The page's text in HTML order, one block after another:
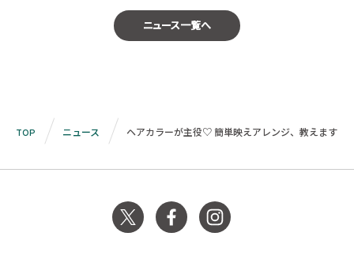
ニュース一覧へ
TOP ニュース ヘアカラーが主役♡ 簡単映えアレンジ、教えます